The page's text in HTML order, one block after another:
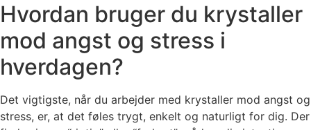
Hvordan bruger du krystaller
mod angst og stress i
hverdagen?
Det vigtigste, når du arbejder med krystaller mod angst og
stress, er, at det føles trygt, enkelt og naturligt for dig. Der